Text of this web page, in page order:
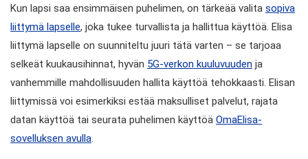
Kun lapsi saa ensimmäisen puhelimen, on tärkeää valita sopiva
liittymä lapselle, joka tukee turvallista ja hallittua käyttöä. Elisa
liittymä lapselle on suunniteltu juuri tätä varten – se tarjoaa
selkeät kuukausihinnat, hyvän 5G-verkon kuuluvuuden ja
vanhemmille mahdollisuuden hallita käyttöä tehokkaasti. Elisan
liittymissä voi esimerkiksi estää maksulliset palvelut, rajata
datan käyttöä tai seurata puhelimen käyttöä OmaElisa-
sovelluksen avulla.